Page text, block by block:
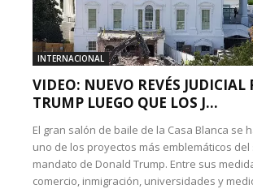
INTERNACIONAL
VIDEO: NUEVO REVÉS JUDICIAL
TRUMP LUEGO QUE LOS J...
El gran salón de baile de la Casa Blanca se
uno de los proyectos más emblemáticos del
mandato de Donald Trump. Entre sus
comercio, inmigración, universidades y